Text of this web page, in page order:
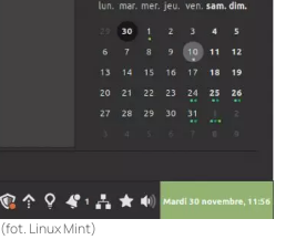
(fot. Linux Mint)